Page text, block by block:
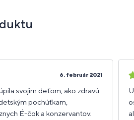
6. február 2021
svojim deťom, ako zdravú
pochúťkam,
É-čok a konzervantov.
5